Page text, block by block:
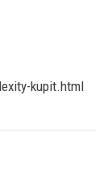
kupit.html